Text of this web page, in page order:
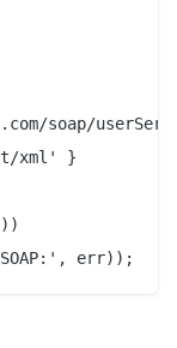
soap/
xml' }